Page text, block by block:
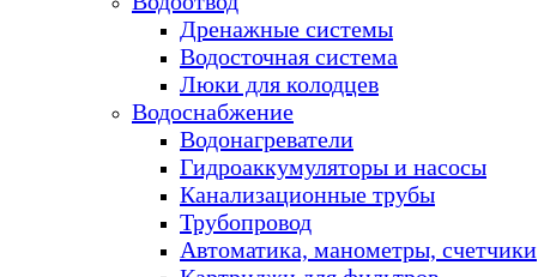
Дренажные системы
Водосточная система
Люки для колодцев
Водоснабжение
Водонагреватели
Гидроаккумуляторы и насосы
Канализационные трубы
Трубопровод
Автоматика, манометры, счетчики